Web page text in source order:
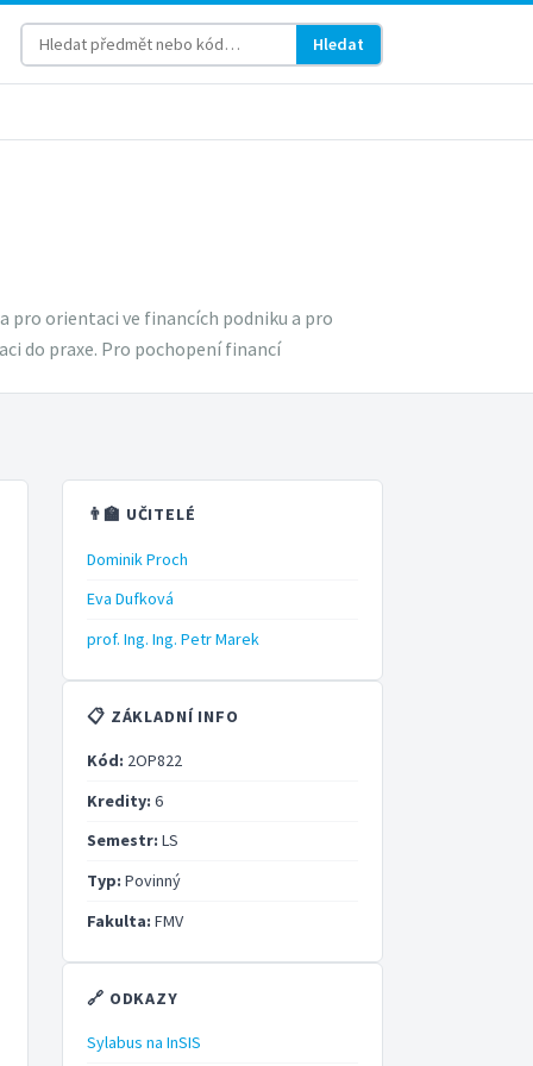
Hledat
pro orientaci ve financích podniku a pro
do praxe. Pro pochopení financí
👨‍🏫 UČITELÉ
Dominik Proch
Eva Dufková
prof. Ing. Ing. Petr Marek
📋 ZÁKLADNÍ INFO
Kód: 2OP822
Kredity: 6
Semestr: LS
Typ: Povinný
Fakulta: FMV
🔗 ODKAZY
Sylabus na InSIS